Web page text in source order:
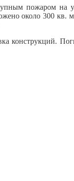
пожаром на
около 300
конструкций.